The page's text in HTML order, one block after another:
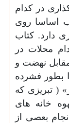
در کدام
اساسا روی
دارد. کتاب
محلات در
نهضت و
بطور فشرده
( تبریزی که
خانه های
بعصی از